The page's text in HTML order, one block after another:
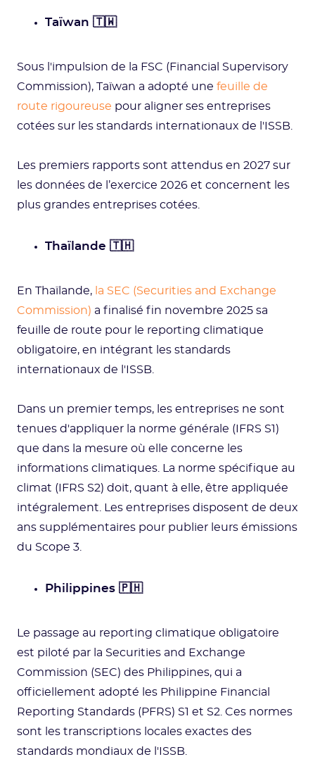
Taïwan 🇹🇼
Sous l'impulsion de la FSC (Financial Supervisory
Commission), Taïwan a adopté une feuille de
route rigoureuse pour aligner ses entreprises
cotées sur les standards internationaux de l'ISSB.
Les premiers rapports sont attendus en 2027 sur
les données de l’exercice 2026 et concernent les
plus grandes entreprises cotées.
Thaïlande 🇹🇭
En Thaïlande, la SEC (Securities and Exchange
Commission) a finalisé fin novembre 2025 sa
feuille de route pour le reporting climatique
obligatoire, en intégrant les standards
internationaux de l'ISSB.
Dans un premier temps, les entreprises ne sont
tenues d'appliquer la norme générale (IFRS S1)
que dans la mesure où elle concerne les
informations climatiques. La norme spécifique au
climat (IFRS S2) doit, quant à elle, être appliquée
intégralement. Les entreprises disposent de deux
ans supplémentaires pour publier leurs émissions
du Scope 3.
Philippines 🇵🇭
Le passage au reporting climatique obligatoire
est piloté par la Securities and Exchange
Commission (SEC) des Philippines, qui a
officiellement adopté les Philippine Financial
Reporting Standards (PFRS) S1 et S2. Ces normes
sont les transcriptions locales exactes des
standards mondiaux de l'ISSB.